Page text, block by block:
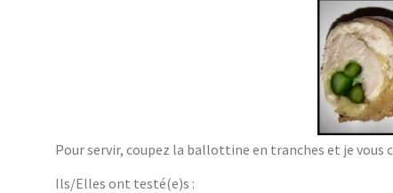
Pour servir, coupez la ballottine en tranches et je vous
Ils/Elles ont testé(e)s :